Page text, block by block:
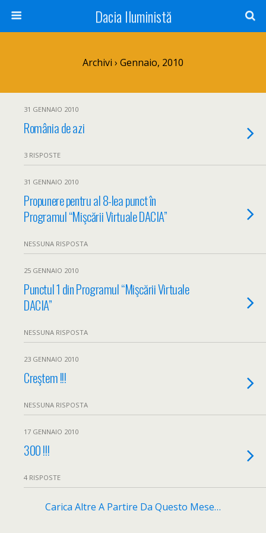
Dacia Iluministă
Archivi › Gennaio, 2010
31 GENNAIO 2010
România de azi
3 RISPOSTE
31 GENNAIO 2010
Propunere pentru al 8-lea punct în
Programul “Mişcării Virtuale DACIA”
NESSUNA RISPOSTA
25 GENNAIO 2010
Punctul 1 din Programul “Mişcării Virtuale
DACIA”
NESSUNA RISPOSTA
23 GENNAIO 2010
Creştem !!!
NESSUNA RISPOSTA
17 GENNAIO 2010
300 !!!
4 RISPOSTE
Carica Altre A Partire Da Questo Mese…